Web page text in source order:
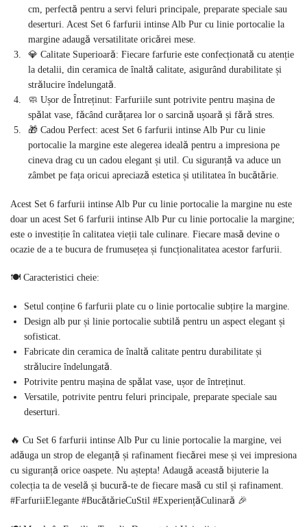
cm, perfectă pentru a servi feluri principale, preparate speciale sau
deserturi. Acest Set 6 farfurii intinse Alb Pur cu linie portocalie la
margine adaugă versatilitate oricărei mese.
💎 Calitate Superioară: Fiecare farfurie este confecționată cu atenție
la detalii, din ceramica de înaltă calitate, asigurând durabilitate și
strălucire îndelungată.
🧼 Ușor de Întreținut: Farfuriile sunt potrivite pentru mașina de
spălat vase, făcând curățarea lor o sarcină ușoară și fără stres.
🎁 Cadou Perfect: acest Set 6 farfurii intinse Alb Pur cu linie
portocalie la margine este alegerea ideală pentru a impresiona pe
cineva drag cu un cadou elegant și util. Cu siguranță va aduce un
zâmbet pe fața oricui apreciază estetica și utilitatea în bucătărie.
Acest Set 6 farfurii intinse Alb Pur cu linie portocalie la margine nu este
doar un acest Set 6 farfurii intinse Alb Pur cu linie portocalie la margine;
este o investiție în calitatea vieții tale culinare. Fiecare masă devine o
ocazie de a te bucura de frumusețea și funcționalitatea acestor farfurii.
🍽️ Caracteristici cheie:
Setul conține 6 farfurii plate cu o linie portocalie subțire la margine.
Design alb pur și linie portocalie subtilă pentru un aspect elegant și
sofisticat.
Fabricate din ceramica de înaltă calitate pentru durabilitate și
strălucire îndelungată.
Potrivite pentru mașina de spălat vase, ușor de întreținut.
Versatile, potrivite pentru feluri principale, preparate speciale sau
deserturi.
🔥 Cu Set 6 farfurii intinse Alb Pur cu linie portocalie la margine, vei
adăuga un strop de eleganță și rafinament fiecărei mese și vei impresiona
cu siguranță orice oaspete. Nu aștepta! Adaugă această bijuterie la
colecția ta de veselă și bucură-te de fiecare masă cu stil și rafinament.
#FarfuriiElegante #BucătărieCuStil #ExperiențăCulinară 🎉